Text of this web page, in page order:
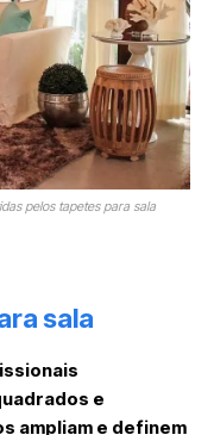
pelos tapetes para sala
sala
e
ampliam e definem